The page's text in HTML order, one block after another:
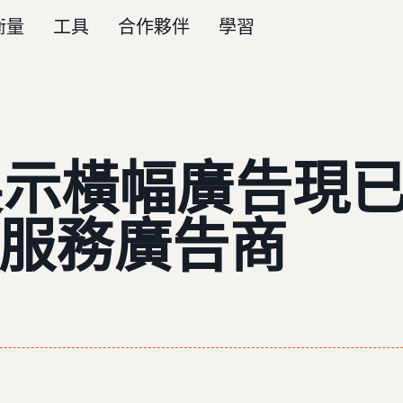
量 工具 合作夥伴 學習
橫幅廣告現
務廣告商